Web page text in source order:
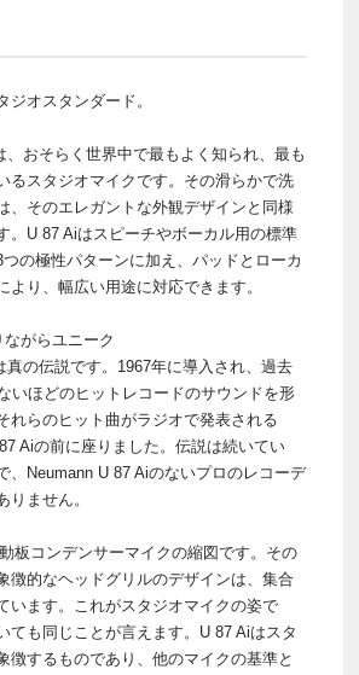
ジオスタンダード。
、おそらく世界中で最もよく知られ、最も
るスタジオマイクです。その滑らかで洗
、そのエレガントな外観デザインと同様
。U 87 Aiはスピーチやボーカル用の標準
の極性パターンに加え、パッドとローカ
より、幅広い用途に対応できます。
がらユニーク
真の伝説です。1967年に導入され、過去
いほどのヒットレコードのサウンドを形
れらのヒット曲がラジオで発表される
Aiの前に座りました。伝説は続いてい
、Neumann U 87 Aiのないプロのレコーデ
りません。
板コンデンサーマイクの縮図です。その
徴的なヘッドグリルのデザインは、集合
います。これがスタジオマイクの姿で
ても同じことが言えます。U 87 Aiはスタ
徴するものであり、他のマイクの基準と